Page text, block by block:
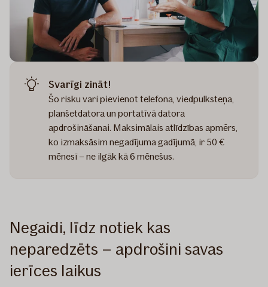
Svarīgi zināt!
Šo risku vari pievienot telefona, viedpulksteņa,
planšetdatora un portatīvā datora
apdrošināšanai. Maksimālais atlīdzības apmērs,
ko izmaksāsim negadījuma gadījumā, ir 50 €
mēnesī – ne ilgāk kā 6 mēnešus.
Negaidi, līdz notiek kas
neparedzēts – apdrošini savas
ierīces laikus